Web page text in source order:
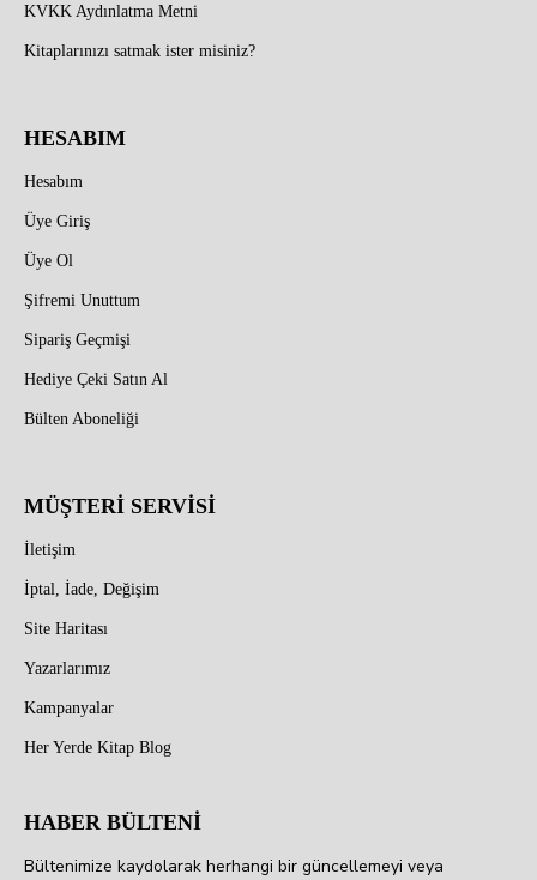
KVKK Aydınlatma Metni
Kitaplarınızı satmak ister misiniz?
HESABIM
Hesabım
Üye Giriş
Üye Ol
Şifremi Unuttum
Sipariş Geçmişi
Hediye Çeki Satın Al
Bülten Aboneliği
MÜŞTERİ SERVİSİ
İletişim
İptal, İade, Değişim
Site Haritası
Yazarlarımız
Kampanyalar
Her Yerde Kitap Blog
HABER BÜLTENİ
Bültenimize kaydolarak herhangi bir güncellemeyi veya